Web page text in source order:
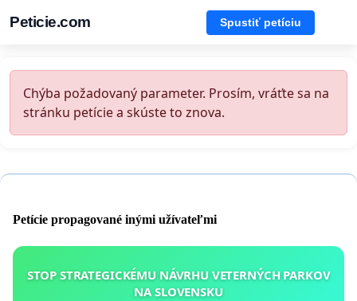
Peticie.com Spustiť petíciu
Chýba požadovaný parameter. Prosím, vráťte sa na
stránku petície a skúste to znova.
Petície propagované inými užívateľmi
STOP STRATEGICKÉMU NÁVRHU VETERNÝCH PARKOV
NA SLOVENSKU